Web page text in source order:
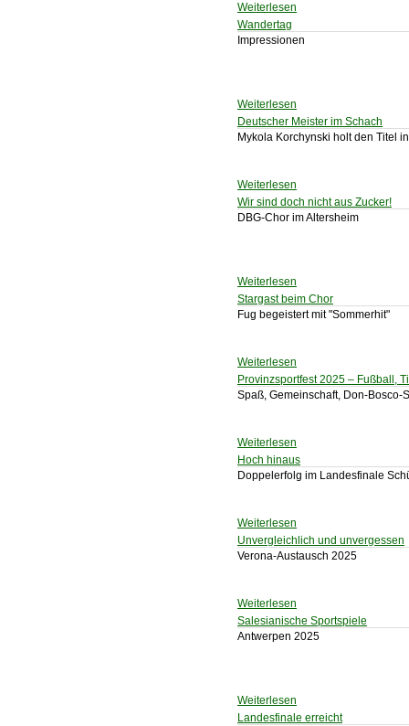
Weiterlesen
Wandertag
Impressionen
Weiterlesen
Deutscher Meister im Schach
Mykola Korchynski holt den Titel
Weiterlesen
Wir sind doch nicht aus Zucker!
DBG-Chor im Altersheim
Weiterlesen
Stargast beim Chor
Fug begeistert mit "Sommerhit"
Weiterlesen
Provinzsportfest 2025 – Fußball,
Spaß, Gemeinschaft, Don-Bosco-
Weiterlesen
Hoch hinaus
Doppelerfolg im Landesfinale
Weiterlesen
Unvergleichlich und unvergessen
Verona-Austausch 2025
Weiterlesen
Salesianische Sportspiele
Antwerpen 2025
Weiterlesen
Landesfinale erreicht